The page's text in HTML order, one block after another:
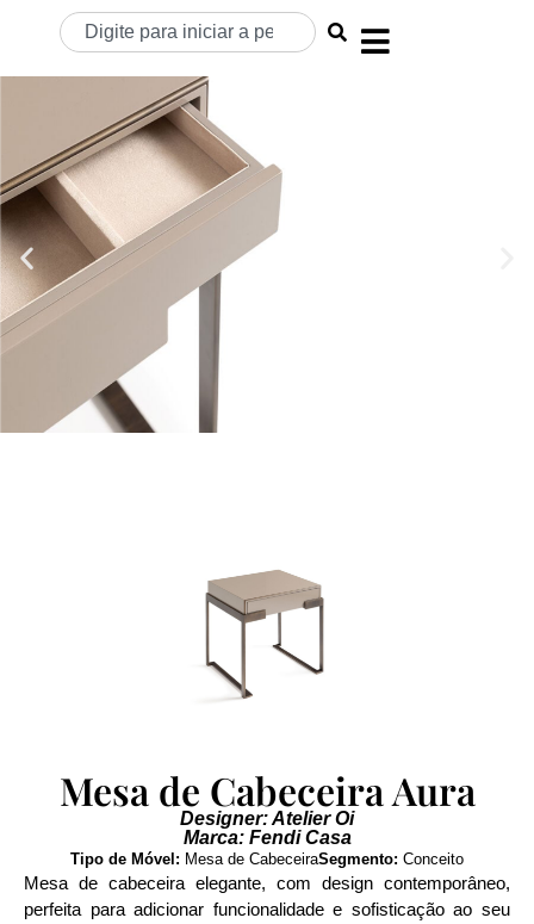
Mesa de Cabeceira Aura
Designer: Atelier Oi
Marca: Fendi Casa
Tipo de Móvel: Mesa de CabeceiraSegmento: Conceito
Mesa de cabeceira elegante, com design contemporâneo,
perfeita para adicionar funcionalidade e sofisticação ao seu